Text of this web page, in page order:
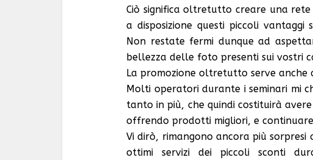
Ciò significa oltretutto creare una
a disposizione questi piccoli
Non restate fermi dunque ad
bellezza delle foto presenti sui vostri
La promozione oltretutto serve
Molti operatori durante i seminari mi
tanto in più, che quindi costituirà
offrendo prodotti migliori, e
Vi dirò, rimangono ancora più sorpresi
ottimi servizi dei piccoli sconti